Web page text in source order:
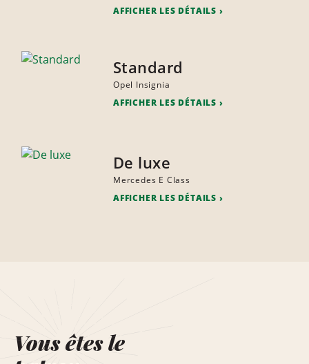
AFFICHER LES DÉTAILS
Standard
Opel Insignia
AFFICHER LES DÉTAILS
De luxe
Mercedes E Class
AFFICHER LES DÉTAILS
Vous êtes le